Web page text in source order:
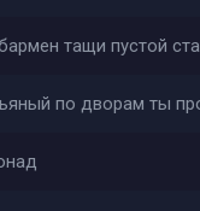
тащи пустой
по дворам ты прости